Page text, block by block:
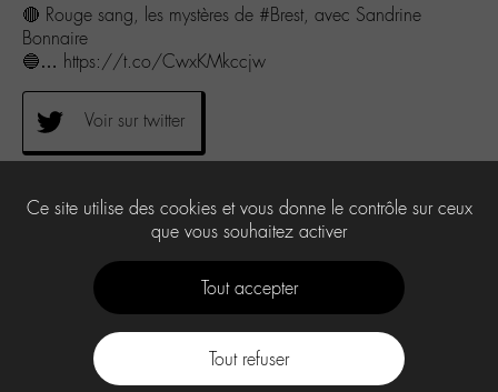
🔴 Rouge sang, les mystères de #Brest, avec Sandrine
Bonnaire
🔵… https://t.co/CwxKMkccjw
Voir sur twitter
0
Ce site utilise des cookies et vous donne le contrôle sur ceux
que vous souhaitez activer
Tout accepter
Tout refuser